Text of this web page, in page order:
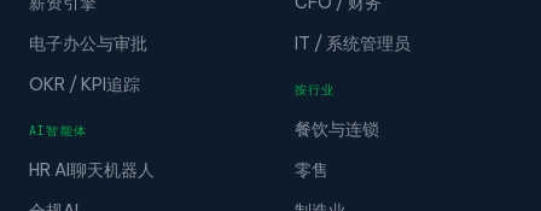
电子办公与审批
OKR / KPI追踪
AI智能体
HR AI聊天机器人
IT / 系统管理员
按行业
餐饮与连锁
零售